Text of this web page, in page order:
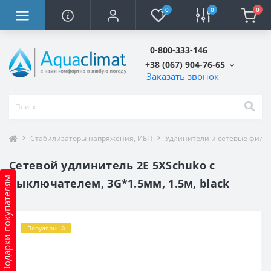
0 0 0
0-800-333-146
+38 (067) 904-76-65
Заказать звонок
Подарки покупателям
Стабилизаторы напряжения, ИБП Удлинители и сетевые
Сетевой удлинитель 2E 5XSchuko с
выключателем, 3G*1.5мм, 1.5м, black
Популярный